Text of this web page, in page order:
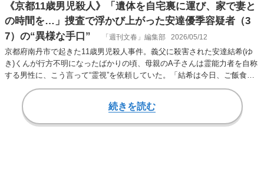
《京都11歳男児殺人》「遺体を自宅裏に運び、家で妻と
の時間を…」捜査で浮かび上がった安達優季容疑者（3
7）の“異様な手口”
「週刊文春」編集部 2026/05/12
京都府南丹市で起きた11歳男児殺人事件。義父に殺害された安達結希(ゆ
き)くんが行方不明になったばかりの頃、母親のA子さんは霊能力者を自称
する男性に、こう言って“霊視”を依頼していた。「結希は今日、ご飯食べ
させてもら…
続きを読む